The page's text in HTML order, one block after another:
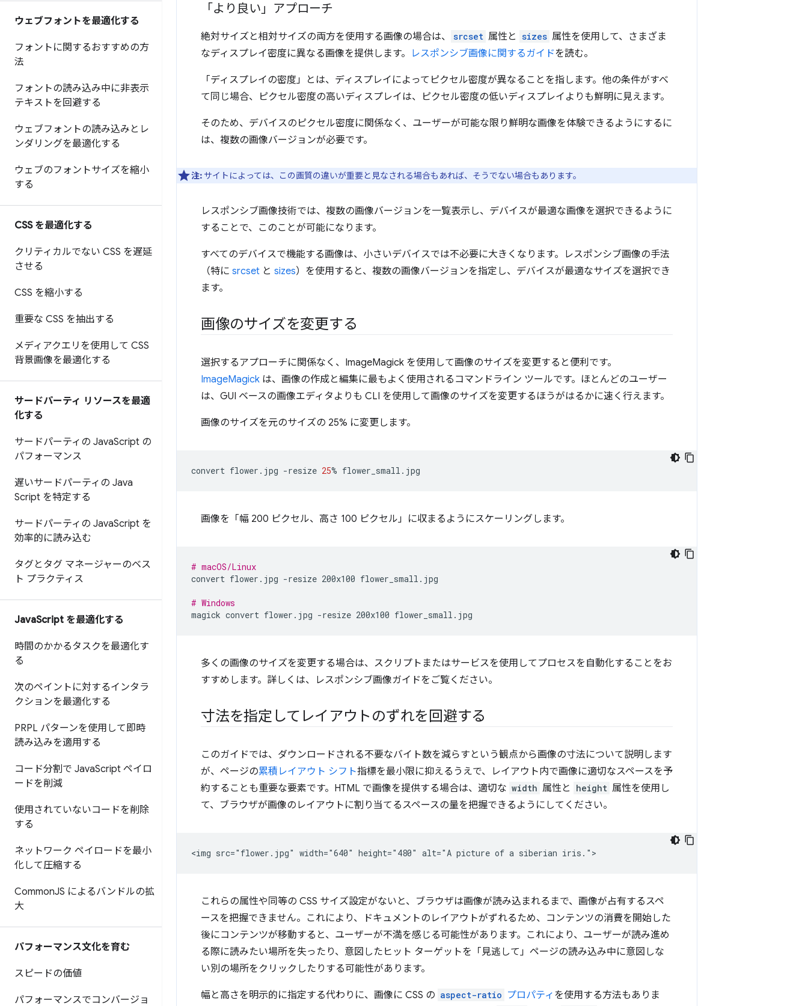
ウェブフォントを最適化する
フォントに関するおすすめの方
法
フォントの読み込み中に非表示
テキストを回避する
ウェブフォントの読み込みとレ
ンダリングを最適化する
ウェブのフォントサイズを縮小
する
CSS を最適化する
クリティカルでない CSS を遅延
させる
CSS を縮小する
重要な CSS を抽出する
メディアクエリを使用して CSS
背景画像を最適化する
サードパーティ リソースを最適
化する
サードパーティの JavaScript の
パフォーマンス
遅いサードパーティの Java
Script を特定する
サードパーティの JavaScript を
効率的に読み込む
タグとタグ マネージャーのベス
ト プラクティス
JavaScript を最適化する
時間のかかるタスクを最適化す
る
次のペイントに対するインタラ
クションを最適化する
PRPL パターンを使用して即時
読み込みを適用する
コード分割で JavaScript ペイロ
ードを削減
使用されていないコードを削除
する
ネットワーク ペイロードを最小
化して圧縮する
CommonJS によるバンドルの拡
大
パフォーマンス文化を育む
スピードの価値
パフォーマンスでコンバージョ
「より良い」アプローチ
絶対サイズと相対サイズの両方を使用する画像の場合は、 srcset 属性と sizes 属性を使用して、さまざま
なディスプレイ密度に異なる画像を提供します。
レスポンシブ画像に関するガイドを読む。
「ディスプレイの密度」とは、ディスプレイによってピクセル密度が異なることを指します。他の条件がすべ
て同じ場合、ピクセル密度の高いディスプレイは、ピクセル密度の低いディスプレイよりも鮮明に見えます。
そのため、デバイスのピクセル密度に関係なく、ユーザーが可能な限り鮮明な画像を体験できるようにするに
は、複数の画像バージョンが必要です。
注: サイトによっては、この画質の違いが重要と見なされる場合もあれば、そうでない場合もあります。
レスポンシブ画像技術では、複数の画像バージョンを一覧表示し、デバイスが最適な画像を選択できるように
することで、このことが可能になります。
すべてのデバイスで機能する画像は、小さいデバイスでは不必要に大きくなります。レスポンシブ画像の手法
（特に srcset と sizes）を使用すると、複数の画像バージョンを指定し、デバイスが最適なサイズを選択でき
ます。
画像のサイズを変更する
選択するアプローチに関係なく、ImageMagick を使用して画像のサイズを変更すると便利です。
ImageMagick は、画像の作成と編集に最もよく使用されるコマンドライン ツールです。ほとんどのユーザー
は、GUI ベースの画像エディタよりも CLI を使用して画像のサイズを変更するほうがはるかに速く行えます。
画像のサイズを元のサイズの 25% に変更します。
convert flower.jpg -resize 25%
画像を「幅 200 ピクセル、高さ 100 ピクセル」に収まるようにスケーリングします。
# macOS/Linux
convert flower.jpg -resize 200x100 flower_small.jpg
# Windows
magick convert flower.jpg -resize 200x100
多くの画像のサイズを変更する場合は、スクリプトまたはサービスを使用してプロセスを自動化することをお
すすめします。詳しくは、レスポンシブ画像ガイドをご覧ください。
寸法を指定してレイアウトのずれを回避する
このガイドでは、ダウンロードされる不要なバイト数を減らすという観点から画像の寸法について説明します
が、ページの累積レイアウト シフト指標を最小限に抑えるうえで、レイアウト内で画像に適切なスペースを予
約することも重要な要素です。HTML で画像を提供する場合は、適切な width 属性と height 属性を使用し
て、ブラウザが画像のレイアウトに割り当てるスペースの量を把握できるようにしてください。
これらの属性や同等の CSS サイズ設定がないと、ブラウザは画像が読み込まれるまで、画像が占有するスペ
ースを把握できません。これにより、ドキュメントのレイアウトがずれるため、コンテンツの消費を開始した
後にコンテンツが移動すると、ユーザーが不満を感じる可能性があります。これにより、ユーザーが読み進め
る際に読みたい場所を失ったり、意図したヒット ターゲットを「見逃して」ページの読み込み中に意図しな
い別の場所をクリックしたりする可能性があります。
幅と高さを明示的に指定する代わりに、画像に CSS の aspect-ratio プロパティ を使用する方法もありま